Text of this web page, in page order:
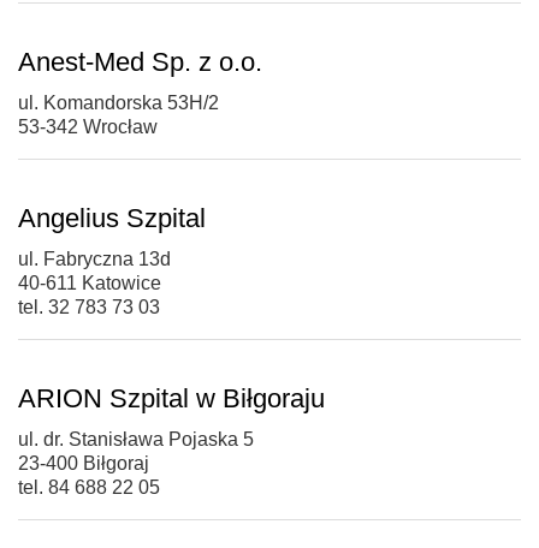
Anest-Med Sp. z o.o.
ul. Komandorska 53H/2
53-342 Wrocław
Angelius Szpital
ul. Fabryczna 13d
40-611 Katowice
tel. 32 783 73 03
ARION Szpital w Biłgoraju
ul. dr. Stanisława Pojaska 5
23-400 Biłgoraj
tel. 84 688 22 05